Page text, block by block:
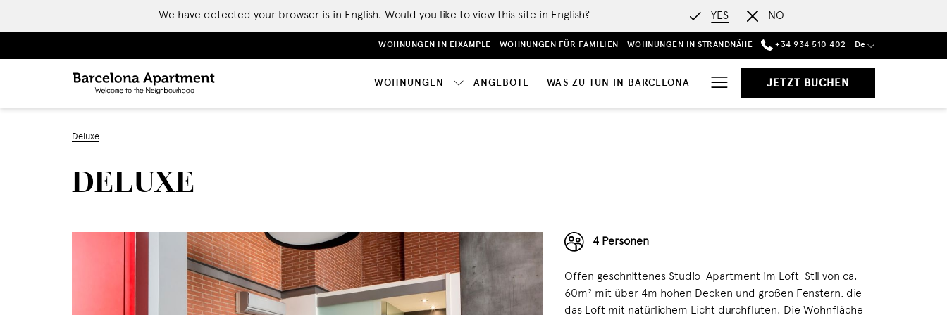
We have detected your browser is in English. Would you like to view this site in English? YES NO
WOHNUNGEN IN EIXAMPLE WOHNUNGEN FÜR FAMILIEN WOHNUNGEN IN STRANDNÄHE +34 934 510 402 De
WOHNUNGEN ANGEBOTE WAS ZU TUN IN BARCELONA
Hamburger
Menu
JETZT BUCHEN
Deluxe
DELUXE
4 Personen
Offen geschnittenes Studio-Apartment im Loft-Stil von ca.
60m² mit über 4m hohen Decken und großen Fenstern, die
das Loft mit natürlichem Licht durchfluten. Die Wohnfläche